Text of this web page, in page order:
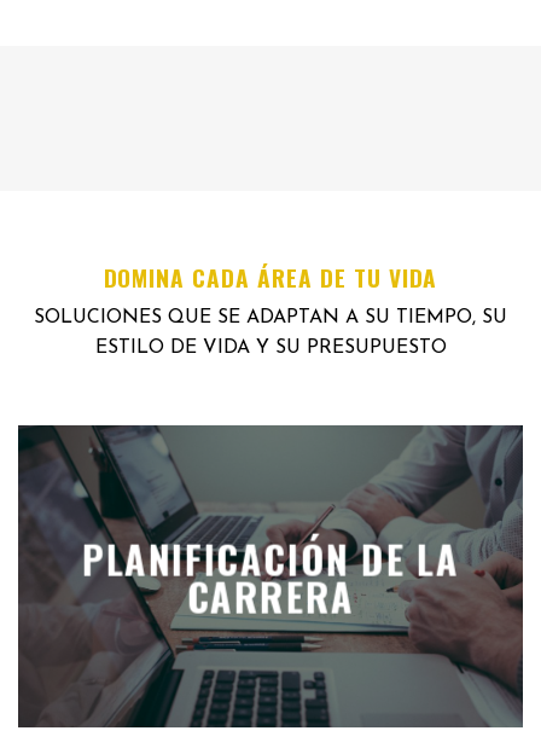
DOMINA CADA ÁREA DE TU VIDA
SOLUCIONES QUE SE ADAPTAN A SU TIEMPO, SU
ESTILO DE VIDA Y SU PRESUPUESTO
PLANIFICACIÓN DE LA
CARRERA